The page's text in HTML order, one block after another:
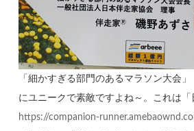
「細かすぎる部門のあるマラソン大会
にユニークで素敵ですよね～。これは「
https://companion-